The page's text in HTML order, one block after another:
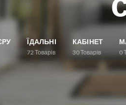
ЇДАЛЬНІ
72 Товарів
КАБІНЕТ
30Товарів 0